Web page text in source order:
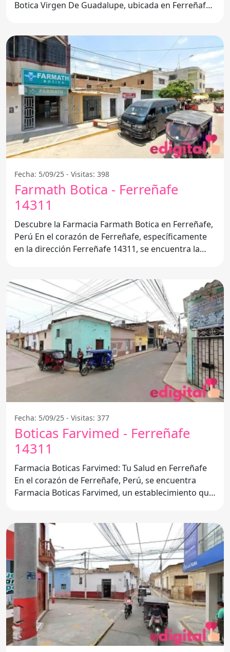
Botica Virgen De Guadalupe, ubicada en Ferreñafe,
Fecha: 5/09/25 - Visitas: 398
Farmath Botica - Ferreñafe
14311
Descubre la Farmacia Farmath Botica en Ferreñafe,
Perú En el corazón de Ferreñafe, específicamente
en la dirección Ferreñafe 14311, se encuentra la
Fecha: 5/09/25 - Visitas: 377
Boticas Farvimed - Ferreñafe
14311
Farmacia Boticas Farvimed: Tu Salud en Ferreñafe
En el corazón de Ferreñafe, Perú, se encuentra
Farmacia Boticas Farvimed, un establecimiento que